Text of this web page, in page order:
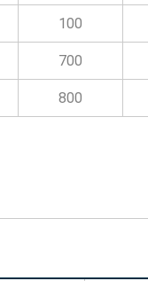
100
700
800